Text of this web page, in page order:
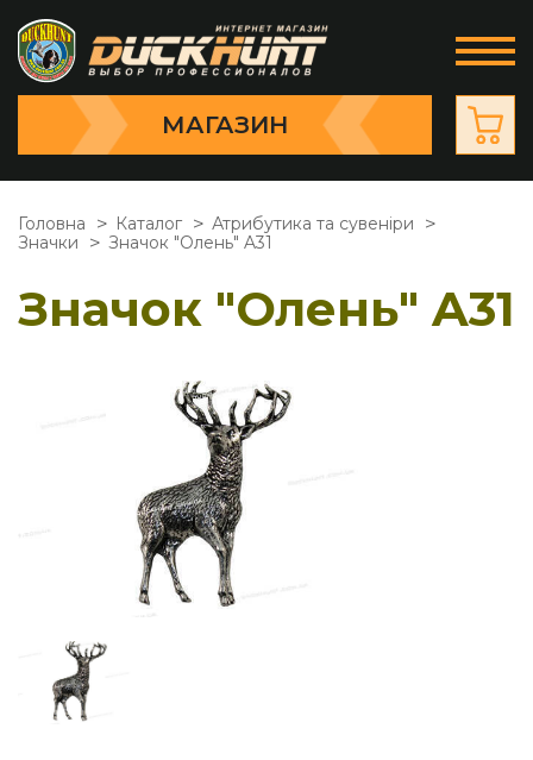
МАГАЗИН
Головна Каталог
Атрибутика та сувеніри
Значки
Значок "Олень" A31
Значок "Олень" A31